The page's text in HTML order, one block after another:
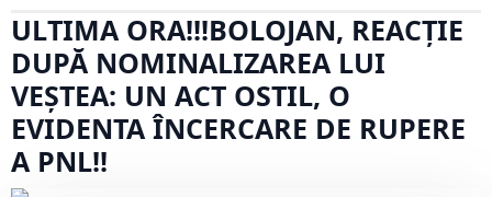
ULTIMA ORA!!!BOLOJAN, REACȚIE
DUPĂ NOMINALIZAREA LUI
VEȘTEA: UN ACT OSTIL, O
EVIDENTA ÎNCERCARE DE RUPERE
A PNL!!